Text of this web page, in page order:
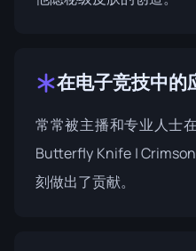
在电子竞技中的
常常被主播和专业人士
Butterfly Knife |
刻做出了贡献。